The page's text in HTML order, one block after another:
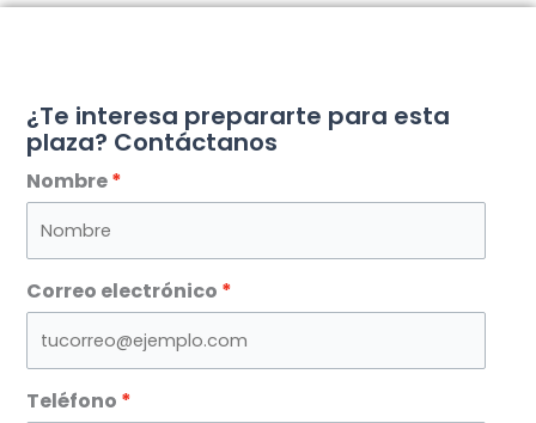
¿Te interesa prepararte para esta
plaza? Contáctanos
Nombre
Correo electrónico
Teléfono